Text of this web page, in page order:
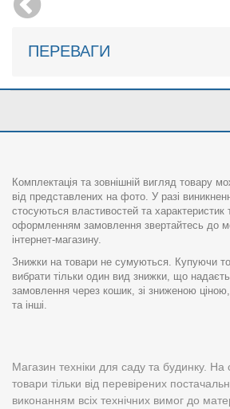
ПЕРЕВАГИ
Комплектація та зовнішній вигляд товару
від представлених на фото. У разі
стосуються властивостей та характеристик
оформленням замовлення звертайтесь до
інтернет-магазину.
Знижки на товари не сумуються. Купуючи
вибрати тільки один вид знижки, що
замовлення через кошик, зі зниженою
та інші.
Магазин техніки для саду та будинку. На
товари тільки від перевірених
виконанням всіх технічних вимог до